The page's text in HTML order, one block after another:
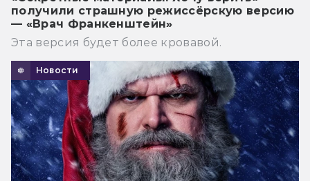
получили страшную режиссёрскую версию
— «Врач Франкенштейн»
Эта версия будет более кровавой.
Новости